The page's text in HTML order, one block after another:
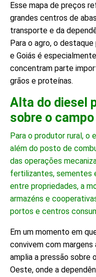
Esse mapa de preços
grandes centros de
transporte e da
Para o agro, o
e Goiás é
concentram parte
grãos e proteínas.
Alta do diesel
sobre o campo
Para o produtor rural, o
além do posto de
das operações
fertilizantes, sementes
entre propriedades, a
armazéns e
portos e centros
Em um momento em
convivem com margens
amplia a pressão sobre
Oeste, onde a